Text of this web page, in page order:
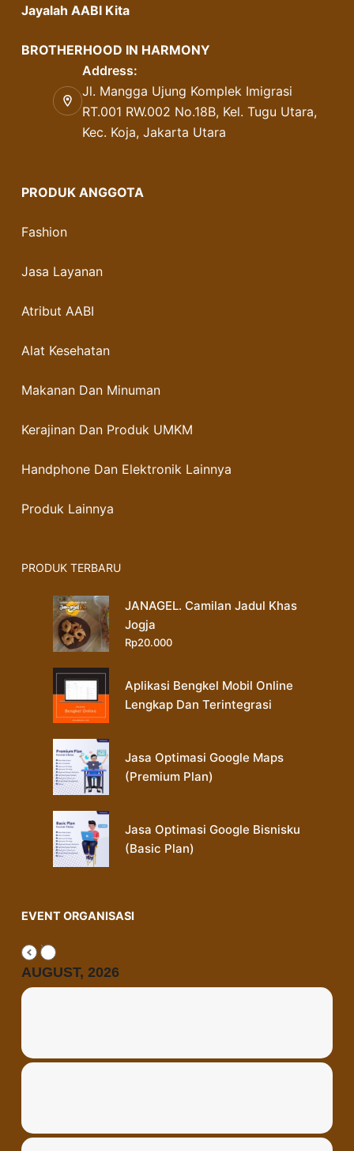
Jayalah AABI Kita
BROTHERHOOD IN HARMONY
Address:
Jl. Mangga Ujung Komplek Imigrasi
RT.001 RW.002 No.18B, Kel. Tugu Utara,
Kec. Koja, Jakarta Utara
PRODUK ANGGOTA
Fashion
Jasa Layanan
Atribut AABI
Alat Kesehatan
Makanan Dan Minuman
Kerajinan Dan Produk UMKM
Handphone Dan Elektronik Lainnya
Produk Lainnya
PRODUK TERBARU
JANAGEL. Camilan Jadul Khas
Jogja
Rp20.000
Aplikasi Bengkel Mobil Online
Lengkap Dan Terintegrasi
Jasa Optimasi Google Maps
(Premium Plan)
Jasa Optimasi Google Bisnisku
(Basic Plan)
EVENT ORGANISASI
AUGUST, 2026